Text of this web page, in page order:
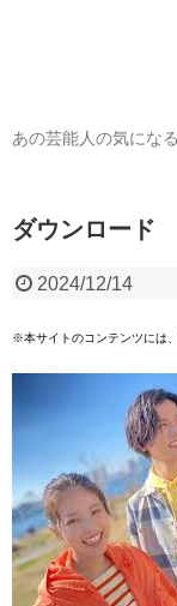
あの芸能人の気にな
ダウンロード
2024/12/14
※本サイトのコンテンツには